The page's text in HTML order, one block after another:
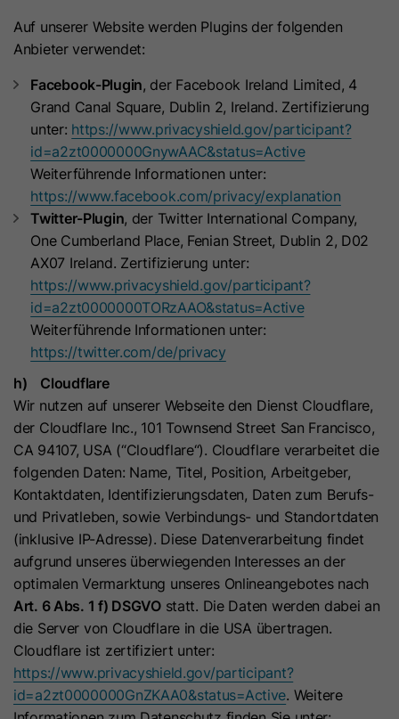
Auf unserer Website werden Plugins der folgenden
Anbieter verwendet:
Facebook-Plugin, der Facebook Ireland Limited, 4
Grand Canal Square, Dublin 2, Ireland. Zertifizierung
unter: https://www.privacyshield.gov/participant?
id=a2zt0000000GnywAAC&status=Active
Weiterführende Informationen unter:
https://www.facebook.com/privacy/explanation
Twitter-Plugin, der Twitter International Company,
One Cumberland Place, Fenian Street, Dublin 2, D02
AX07 Ireland. Zertifizierung unter:
https://www.privacyshield.gov/participant?
id=a2zt0000000TORzAAO&status=Active
Weiterführende Informationen unter:
https://twitter.com/de/privacy
h) Cloudflare
Wir nutzen auf unserer Webseite den Dienst Cloudflare,
der Cloudflare Inc., 101 Townsend Street San Francisco,
CA 94107, USA (“Cloudflare“). Cloudflare verarbeitet die
folgenden Daten: Name, Titel, Position, Arbeitgeber,
Kontaktdaten, Identifizierungsdaten, Daten zum Berufs-
und Privatleben, sowie Verbindungs- und Standortdaten
(inklusive IP-Adresse). Diese Datenverarbeitung findet
aufgrund unseres überwiegenden Interesses an der
optimalen Vermarktung unseres Onlineangebotes nach
Art. 6 Abs. 1 f) DSGVOstatt. Die Daten werden dabei an
die Server von Cloudflare in die USA übertragen.
Cloudflare ist zertifiziert unter:
https://www.privacyshield.gov/participant?
id=a2zt0000000GnZKAA0&status=Active. Weitere